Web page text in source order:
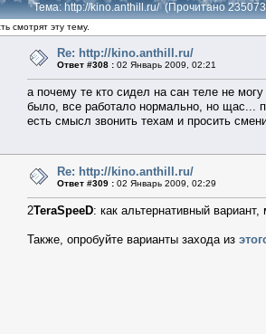
Тема: http://kino.anthill.ru/ (Прочитано
смотрят эту тему.
Re: http://kino.anthill.ru/
Ответ #308 : 02 Январь 2009, 02:21
а почему те кто сидел на сан теле не
было, все работало нормально, но щас...
есть смысл звонить техам и просить
Re: http://kino.anthill.ru/
Ответ #309 : 02 Январь 2009, 02:29
2TeraSpeeD: как альтернативный
Также, опробуйте варианты захода из